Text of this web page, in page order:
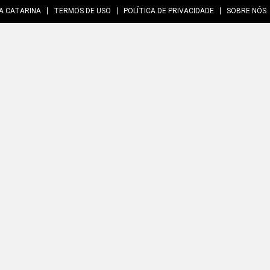
CATARINA TERMOS DE USO POLÍTICA DE PRIVACIDADE SOBRE NÓS